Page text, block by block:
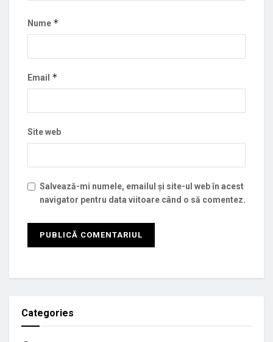
Nume *
Email *
Site web
Salvează-mi numele, emailul și site-ul web în acest
navigator pentru data viitoare când o să comentez.
Categories